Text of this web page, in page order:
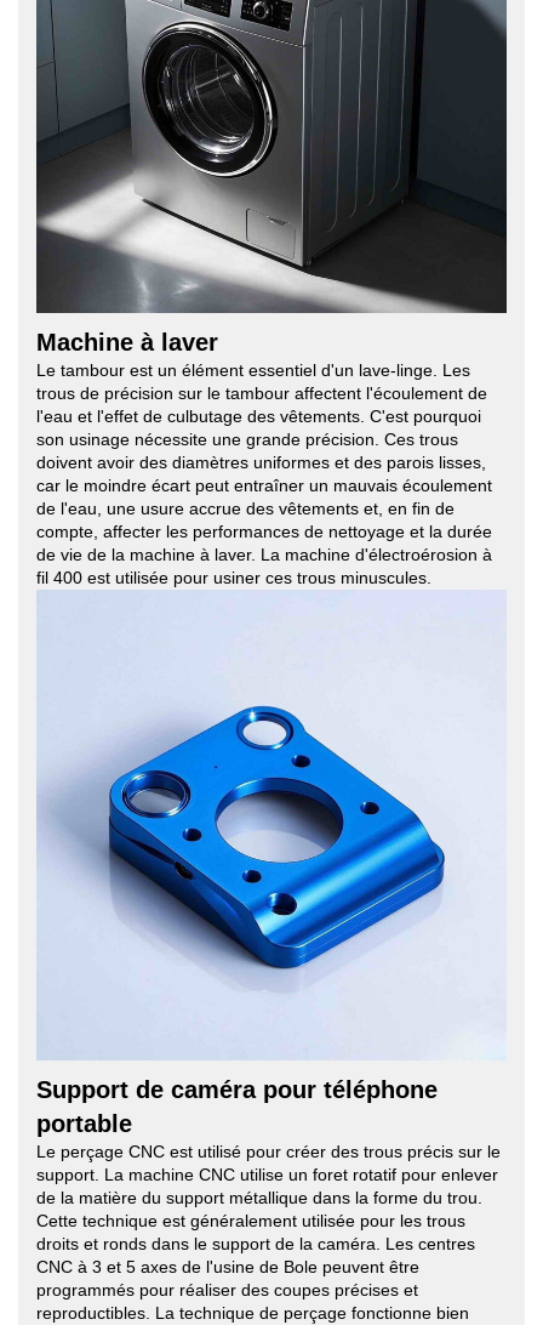
Machine à laver
Le tambour est un élément essentiel d'un lave-linge. Les
trous de précision sur le tambour affectent l'écoulement de
l'eau et l'effet de culbutage des vêtements. C'est pourquoi
son usinage nécessite une grande précision. Ces trous
doivent avoir des diamètres uniformes et des parois lisses,
car le moindre écart peut entraîner un mauvais écoulement
de l'eau, une usure accrue des vêtements et, en fin de
compte, affecter les performances de nettoyage et la durée
de vie de la machine à laver. La machine d'électroérosion à
fil 400 est utilisée pour usiner ces trous minuscules.
Support de caméra pour téléphone
portable
Le perçage CNC est utilisé pour créer des trous précis sur le
support. La machine CNC utilise un foret rotatif pour enlever
de la matière du support métallique dans la forme du trou.
Cette technique est généralement utilisée pour les trous
droits et ronds dans le support de la caméra. Les centres
CNC à 3 et 5 axes de l'usine de Bole peuvent être
programmés pour réaliser des coupes précises et
reproductibles. La technique de perçage fonctionne bien